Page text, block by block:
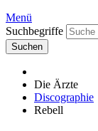
Menü
Suchbegriffe
Suchen
Die Ärzte
Discographie
Rebell